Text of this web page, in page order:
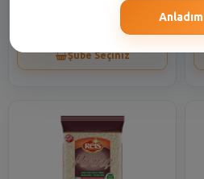
Şube Seçiniz
Anladım